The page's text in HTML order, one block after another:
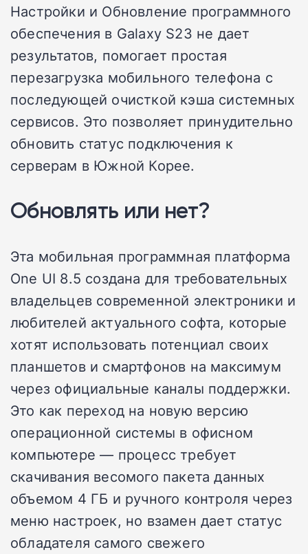
Настройки и Обновление программного
обеспечения в Galaxy S23 не дает
результатов, помогает простая
перезагрузка мобильного телефона с
последующей очисткой кэша системных
сервисов. Это позволяет принудительно
обновить статус подключения к
серверам в Южной Корее.
Обновлять или нет?
Эта мобильная программная платформа
One UI 8.5 создана для требовательных
владельцев современной электроники и
любителей актуального софта, которые
хотят использовать потенциал своих
планшетов и смартфонов на максимум
через официальные каналы поддержки.
Это как переход на новую версию
операционной системы в офисном
компьютере — процесс требует
скачивания весомого пакета данных
объемом 4 ГБ и ручного контроля через
меню настроек, но взамен дает статус
обладателя самого свежего